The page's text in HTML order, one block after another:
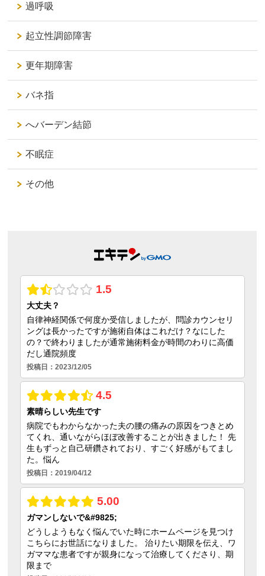
過呼吸
起立性調節障害
更年期障害
バネ指
へバーデン結節
不眠症
その他